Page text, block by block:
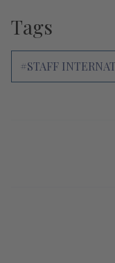
Tags
#STAFF